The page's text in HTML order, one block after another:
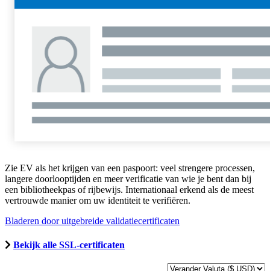
Zie EV als het krijgen van een paspoort: veel strengere processen,
langere doorlooptijden en meer verificatie van wie je bent dan bij
een bibliotheekpas of rijbewijs. Internationaal erkend als de meest
vertrouwde manier om uw identiteit te verifiëren.
Bladeren door uitgebreide validatiecertificaten
Bekijk alle SSL-certificaten